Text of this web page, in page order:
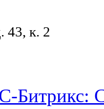
43, к. 2
Битрикс: